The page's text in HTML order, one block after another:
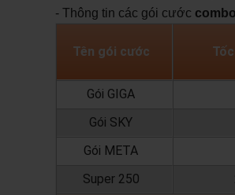
- Thông tin các gói cước
Tên gói cước
Gói GIGA
Gói SKY
Gói META
Super 250